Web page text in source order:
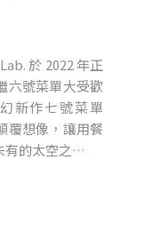
於 2022 年正
六號菜單大受歡
新作七號菜單
覆想像，讓用餐
有的太空之…